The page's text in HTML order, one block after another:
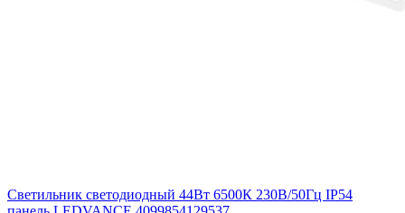
Светильник светодиодный 44Вт 6500К 230В/50Гц IP54